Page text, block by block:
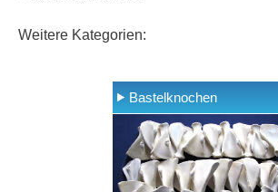
Weitere Kategorien:
Bastelknochen